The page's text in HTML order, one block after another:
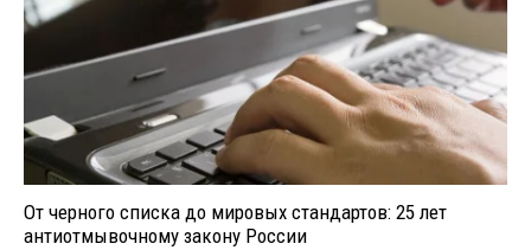
От черного списка до мировых стандартов: 25 лет
антиотмывочному закону России